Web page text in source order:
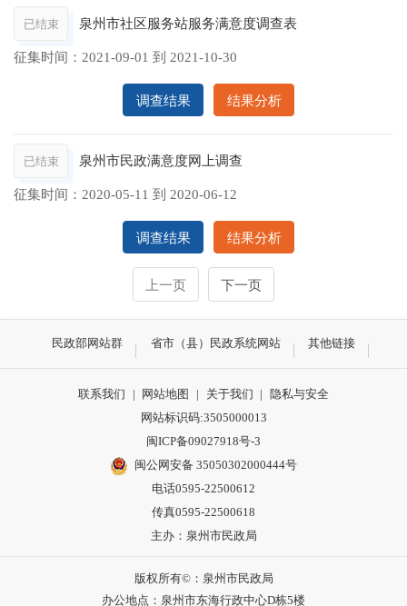
已结束 泉州市社区服务站服务满意度调查表
征集时间： 2021-09-01 到 2021-10-30
调查结果 结果分析
已结束 泉州市民政满意度网上调查
征集时间： 2020-05-11 到 2020-06-12
调查结果 结果分析
上一页 下一页
民政部网站群 省市（县）民政系统网站 其他链接
联系我们 | 网站地图 | 关于我们 |
隐私与安全
网站标识码:3505000013
闽ICP备09027918号-3
闽公网安备 35050302000444号
电话0595-22500612
传真0595-22500618
主办：泉州市民政局
版权所有©：泉州市民政局
办公地点：泉州市东海行政中心D栋5楼